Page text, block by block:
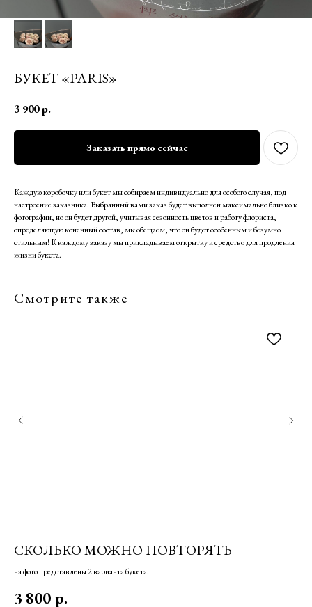
БУКЕТ «PARIS»
3 900р.
Заказать прямо сейчас
Каждую коробочку или букет мы собираем индивидуально для особого случая, под
настроение заказчика. Выбранный вами заказ будет выполнен максимально близко к
фотографии, но он будет другой, учитывая сезонность цветов и работу флориста,
определяющую конечный состав, мы обещаем, что он будет особенным и безумно
стильным! К каждому заказу мы прикладываем открытку и средство для продления
жизни букета.
Смотрите также
СКОЛЬКО МОЖНО ПОВТОРЯТЬ
на фото представлены 2 варианта букета.
3 800 р.